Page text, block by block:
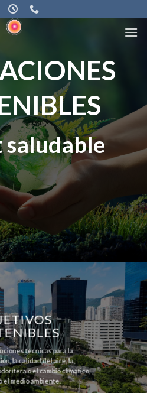
técnicas para la
la calidad del aire, la
o el cambio climático,
el medio ambiente.